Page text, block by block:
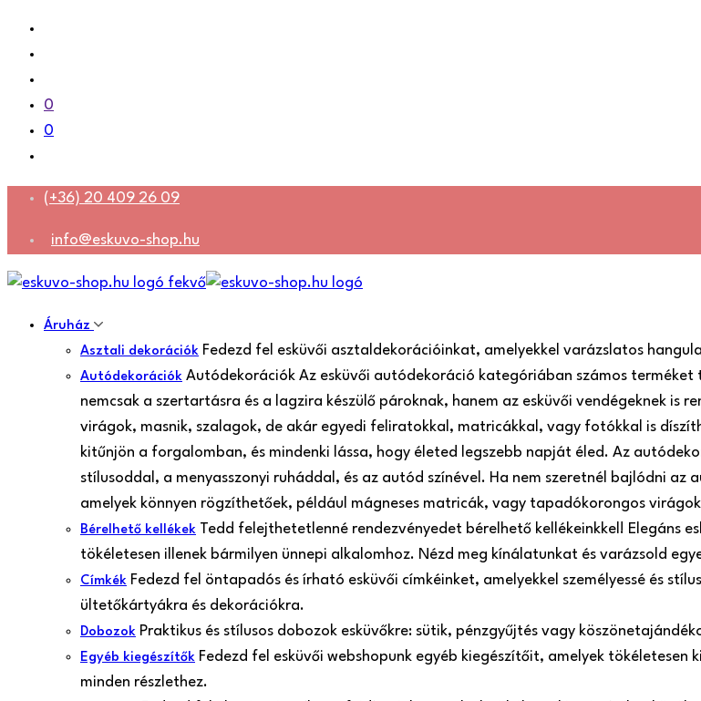
0
0
(+36) 20 409 26 09
info@eskuvo-shop.hu
Áruház
Asztali dekorációk Fedezd fel esküvői asztaldekorációinkat, amelyekkel varázslatos
Autódekorációk Autódekorációk Az esküvői autódekoráció kategóriában számos
nemcsak a szertartásra és a lagzira készülő pároknak, hanem az esküvői vendégeknek
virágok, masnik, szalagok, de akár egyedi feliratokkal, matricákkal, vagy fotókkal is
kitűnjön a forgalomban, és mindenki lássa, hogy életed legszebb napját éled. Az
stílusoddal, a menyasszonyi ruháddal, és az autód színével. Ha nem szeretnél bajlódni
amelyek könnyen rögzíthetőek, például mágneses matricák, vagy tapadókorongos
Bérelhető kellékek Tedd felejthetetlenné rendezvényedet bérelhető kellékeinkkel! Elegáns
tökéletesen illenek bármilyen ünnepi alkalomhoz. Nézd meg kínálatunkat és varázsold
Címkék Fedezd fel öntapadós és írható esküvői címkéinket, amelyekkel személyessé és
ültetőkártyákra és dekorációkra.
Dobozok Praktikus és stílusos dobozok esküvőkre: sütik, pénzgyűjtés vagy
Egyéb kiegészítők Fedezd fel esküvői webshopunk egyéb kiegészítőit, amelyek
minden részlethez.